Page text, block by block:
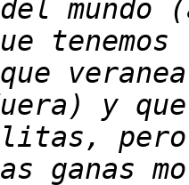
y
ganas